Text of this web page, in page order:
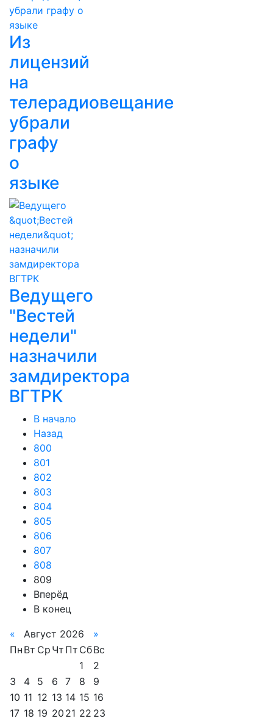
Из
лицензий
на
телерадиовещание
убрали
графу
о
языке
Ведущего
"Вестей
недели"
назначили
замдиректора
ВГТРК
В начало
Назад
800
801
802
803
804
805
806
807
808
809
Вперёд
В конец
« Август 2026
»
Пн Вт Ср Чт Пт СбВс
1
2
3
4 5 6 7 8
9
10 11 12 13 14 15 16
17 18 19 20 21 22 23